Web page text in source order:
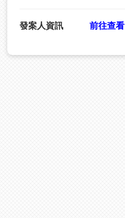
發案人資訊 前往查看